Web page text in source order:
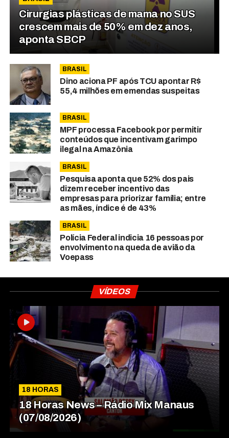
Cirurgias plásticas de mama no SUS
crescem mais de 50% em dez anos,
aponta SBCP
BRASIL
Dino aciona PF após TCU apontar R$
55,4 milhões em emendas suspeitas
BRASIL
MPF processa Facebook por permitir
conteúdos que incentivam garimpo
ilegal na Amazônia
BRASIL
Pesquisa aponta que 52% dos pais
dizem receber incentivo das
empresas para priorizar família; entre
as mães, índice é de 43%
BRASIL
Polícia Federal indicia 16 pessoas por
envolvimento na queda de avião da
Voepass
VÍDEOS
18 HORAS
18 Horas News​​​​​​​​​​​​ – Rádio Mix Manaus
(07/08/2026)